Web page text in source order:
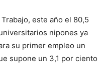
este año el 80,5
nipones ya
su primer empleo un
supone un 3,1 por ciento